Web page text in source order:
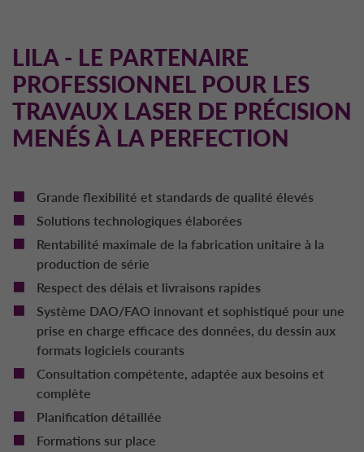
LILA - LE PARTENAIRE
PROFESSIONNEL POUR LES
TRAVAUX LASER DE PRÉCISION
MENÉS À LA PERFECTION
Grande flexibilité et standards de qualité élevés
Solutions technologiques élaborées
Rentabilité maximale de la fabrication unitaire à la
production de série
Respect des délais et livraisons rapides
Système DAO/FAO innovant et sophistiqué pour une
prise en charge efficace des données, du dessin aux
formats logiciels courants
Consultation compétente, adaptée aux besoins et
complète
Planification détaillée
Formations sur place